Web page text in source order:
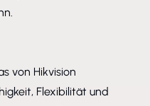
von Hikvision
Flexibilität und